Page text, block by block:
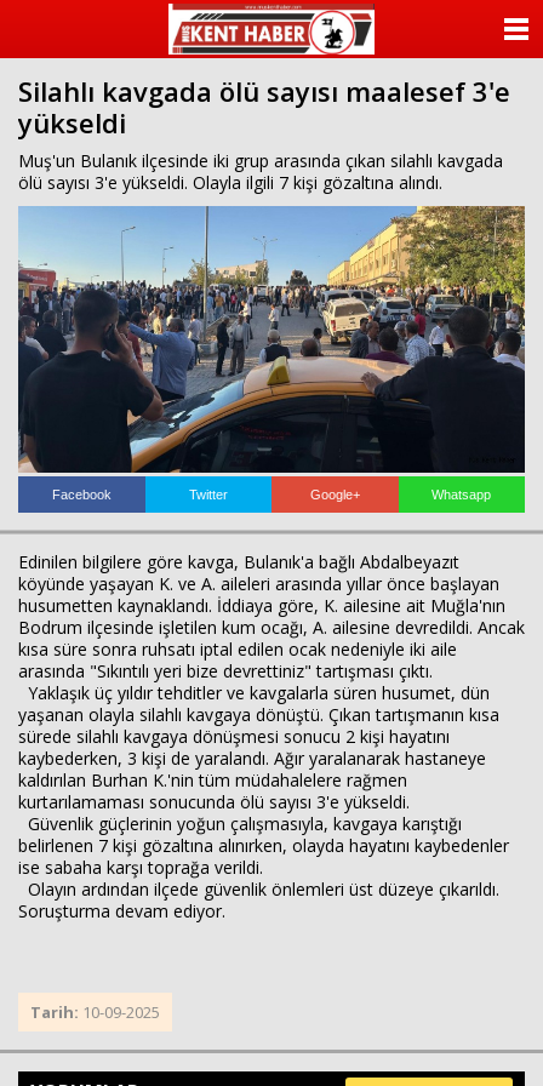
Silahlı kavgada ölü sayısı maalesef 3'e
yükseldi
Muş'un Bulanık ilçesinde iki grup arasında çıkan silahlı kavgada
ölü sayısı 3'e yükseldi. Olayla ilgili 7 kişi gözaltına alındı.
Facebook Twitter Google+ Whatsapp
Edinilen bilgilere göre kavga, Bulanık'a bağlı Abdalbeyazıt
köyünde yaşayan K. ve A. aileleri arasında yıllar önce başlayan
husumetten kaynaklandı. İddiaya göre, K. ailesine ait Muğla'nın
Bodrum ilçesinde işletilen kum ocağı, A. ailesine devredildi. Ancak
kısa süre sonra ruhsatı iptal edilen ocak nedeniyle iki aile
arasında "Sıkıntılı yeri bize devrettiniz" tartışması çıktı.
Yaklaşık üç yıldır tehditler ve kavgalarla süren husumet, dün
yaşanan olayla silahlı kavgaya dönüştü. Çıkan tartışmanın kısa
sürede silahlı kavgaya dönüşmesi sonucu 2 kişi hayatını
kaybederken, 3 kişi de yaralandı. Ağır yaralanarak hastaneye
kaldırılan Burhan K.'nin tüm müdahalelere rağmen
kurtarılamaması sonucunda ölü sayısı 3'e yükseldi.
Güvenlik güçlerinin yoğun çalışmasıyla, kavgaya karıştığı
belirlenen 7 kişi gözaltına alınırken, olayda hayatını kaybedenler
ise sabaha karşı toprağa verildi.
Olayın ardından ilçede güvenlik önlemleri üst düzeye çıkarıldı.
Soruşturma devam ediyor.
Tarih: 10-09-2025
ANASAYFA
KATEGORİLER
ANKETLER
FOTO GALERİ
VİDEO GALERİ
KÜNYE
İLETİŞİM
Haberin Doğru Adresi.